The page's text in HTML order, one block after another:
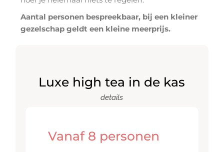
Aantal personen bespreekbaar, bij een kleiner
gezelschap geldt een kleine meerprijs.
Luxe high tea in de kas
details
Vanaf 8 personen